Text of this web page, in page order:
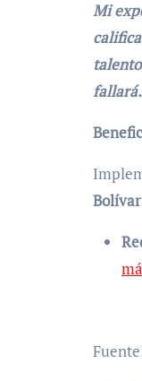
Mi
Bolívar